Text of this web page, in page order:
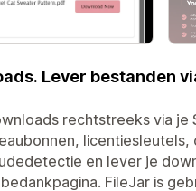
Lever bestanden
rechtstreeks via je
licentiesleutels,
en lever je
FileJar is